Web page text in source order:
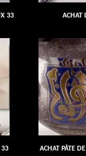
33 ACHAT
33
ACHAT PÂTE